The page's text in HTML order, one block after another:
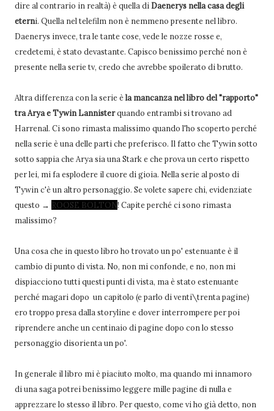
dire al contrario in realtà) è quella di Daenerys nella casa degli
eterni. Quella nel telefilm non è nemmeno presente nel libro.
Daenerys invece, tra le tante cose, vede le nozze rosse e,
credetemi, è stato devastante. Capisco benissimo perché non è
presente nella serie tv, credo che avrebbe spoilerato di brutto.
Altra differenza con la serie èla mancanza nel libro del "rapporto"
tra Arya e Tywin Lannisterquando entrambi si trovano ad
Harrenal. Ci sono rimasta malissimo quando l'ho scoperto perché
nella serie è una delle parti che preferisco. Il fatto che Tywin sotto
sotto sappia che Arya sia una Stark e che prova un certo rispetto
per lei, mi fa esplodere il cuore di gioia. Nella serie al posto di
Tywin c'è un altro personaggio. Se volete sapere chi, evidenziate
questo → ROOSE BOLTON! Capite perché ci sono rimasta
malissimo?
Una cosa che in questo libro ho trovato un po' estenuante è il
cambio di punto di vista. No, non mi confonde, e no, non mi
dispiacciono tutti questi punti di vista, ma è stato estenuante
perché magari dopo un capitolo (e parlo di venti\trenta pagine)
ero troppo presa dalla storyline e dover interrompere per poi
riprendere anche un centinaio di pagine dopo con lo stesso
personaggio disorienta un po'.
In generale il libro mi è piaciuto molto, ma quando mi innamoro
di una saga potrei benissimo leggere mille pagine di nulla e
apprezzare lo stesso il libro. Per questo, come vi ho già detto, non